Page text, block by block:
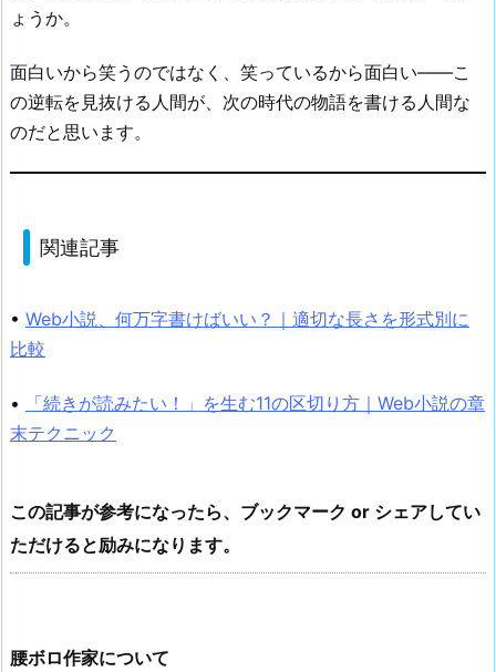
ょうか。
面白いから笑うのではなく、笑っているから面白い——こ
の逆転を見抜ける人間が、次の時代の物語を書ける人間な
のだと思います。
関連記事
• Web小説、何万字書けばいい？｜適切な長さを形式別に
比較
•
「続きが読みたい！」を生む11の区切り方｜Web小説の章
末テクニック
この記事が参考になったら、ブックマーク or シェアしてい
ただけると励みになります。
腰ボロ作家について